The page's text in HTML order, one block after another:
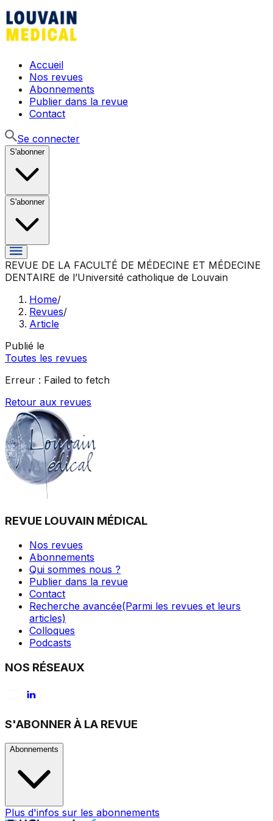
Accueil
Nos revues
Abonnements
Publier dans la revue
Contact
Se connecter
S'abonner
S'abonner
REVUE DE LA FACULTÉ DE MÉDECINE ET MÉDECINE
DENTAIRE de l’Université catholique de Louvain
Home/
Revues/
Article
Publié le
Toutes les revues
Erreur : Failed to fetch
Retour aux revues
REVUE LOUVAIN MÉDICAL
Nos revues
Abonnements
Qui sommes nous ?
Publier dans la revue
Contact
Recherche avancée(Parmi les revues et leurs
articles)
Colloques
Podcasts
NOS RÉSEAUX
S'ABONNER À LA REVUE
Abonnements
Plus d'infos sur les abonnements